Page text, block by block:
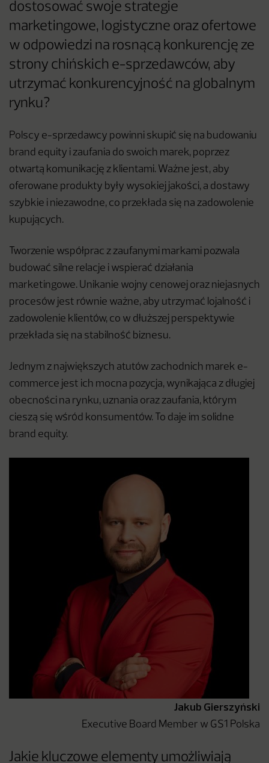
dostosować swoje strategie
marketingowe, logistyczne oraz ofertowe
w odpowiedzi na rosnącą konkurencję ze
strony chińskich e-sprzedawców, aby
utrzymać konkurencyjność na globalnym
rynku?
Polscy e-sprzedawcy powinni skupić się na budowaniu
brand equity i zaufania do swoich marek, poprzez
otwartą komunikację z klientami. Ważne jest, aby
oferowane produkty były wysokiej jakości, a dostawy
szybkie i niezawodne, co przekłada się na zadowolenie
kupujących.
Tworzenie współprac z zaufanymi markami pozwala
budować silne relacje i wspierać działania
marketingowe. Unikanie wojny cenowej oraz niejasnych
procesów jest równie ważne, aby utrzymać lojalność i
zadowolenie klientów, co w dłuższej perspektywie
przekłada się na stabilność biznesu.
Jednym z największych atutów zachodnich marek e-
commerce jest ich mocna pozycja, wynikająca z długiej
obecności na rynku, uznania oraz zaufania, którym
cieszą się wśród konsumentów. To daje im solidne
brand equity.
Jakub Gierszyński
Executive Board Member w GS1 Polska
Jakie kluczowe elementy umożliwiają